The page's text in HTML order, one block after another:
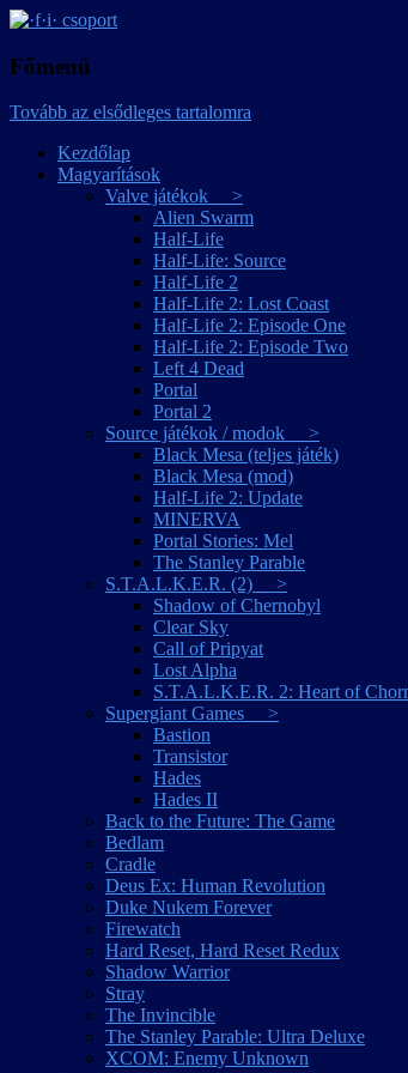
·f·i· csoport
Főmenü
Tovább az elsődleges tartalomra
Kezdőlap
Magyarítások
Valve játékok >
Alien Swarm
Half-Life
Half-Life: Source
Half-Life 2
Half-Life 2: Lost Coast
Half-Life 2: Episode One
Half-Life 2: Episode Two
Left 4 Dead
Portal
Portal 2
Source játékok / modok >
Black Mesa (teljes játék)
Black Mesa (mod)
Half-Life 2: Update
MINERVA
Portal Stories: Mel
The Stanley Parable
S.T.A.L.K.E.R. (2) >
Shadow of Chernobyl
Clear Sky
Call of Pripyat
Lost Alpha
S.T.A.L.K.E.R. 2: Heart of
Supergiant Games >
Bastion
Transistor
Hades
Hades II
Back to the Future: The Game
Bedlam
Cradle
Deus Ex: Human Revolution
Duke Nukem Forever
Firewatch
Hard Reset, Hard Reset Redux
Shadow Warrior
Stray
The Invincible
The Stanley Parable: Ultra Deluxe
XCOM: Enemy Unknown